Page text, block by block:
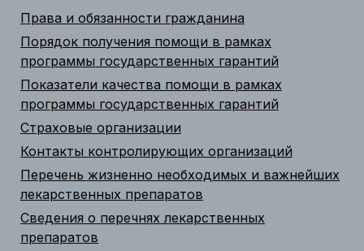
Права и обязанности гражданина
Порядок получения помощи в рамках
программы государственных гарантий
Показатели качества помощи в рамках
программы государственных гарантий
Страховые организации
Контакты контролирующих организаций
Перечень жизненно необходимых и важнейших
лекарственных препаратов
Сведения о перечнях лекарственных
препаратов